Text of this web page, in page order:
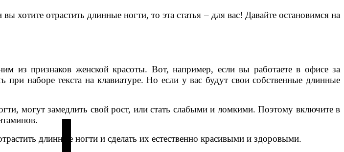
отрастить длинные ногти, то эта статья – для вас! Давайте остановимся на
из признаков женской красоты. Вот, например, если вы работаете в офисе за
наборе текста на клавиатуре. Но если у вас будут свои собственные длинные
могут замедлить свой рост, или стать слабыми и ломкими. Поэтому включите в
длинные ногти и сделать их естественно красивыми и здоровыми.